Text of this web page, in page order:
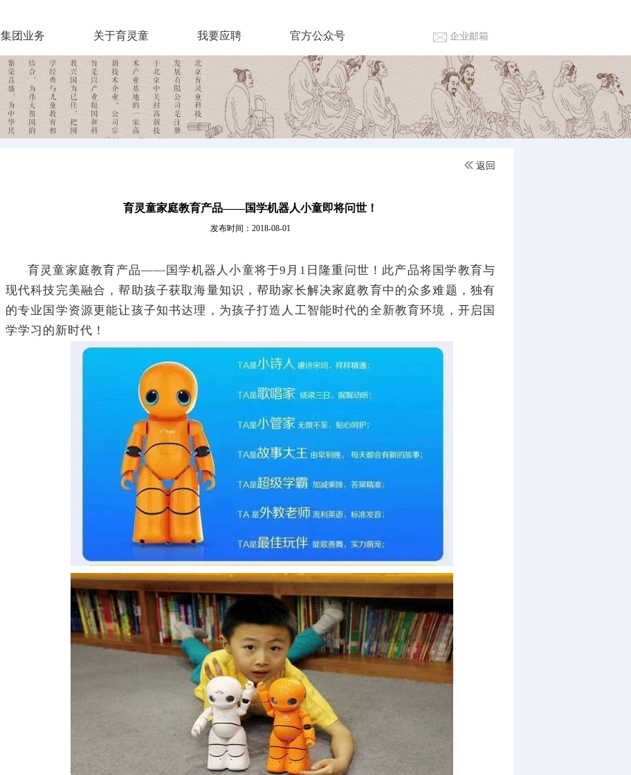
集团业务 关于育灵童 我要应聘 官方公众号 企业邮箱
返回
育灵童家庭教育产品——国学机器人小童即将问世！
发布时间：2018-08-01
育灵童家庭教育产品——国学机器人小童将于9月1日隆重问世！此产品将国学教育与
现代科技完美融合，帮助孩子获取海量知识，帮助家长解决家庭教育中的众多难题，独有
的专业国学资源更能让孩子知书达理，为孩子打造人工智能时代的全新教育环境，开启国
学学习的新时代！